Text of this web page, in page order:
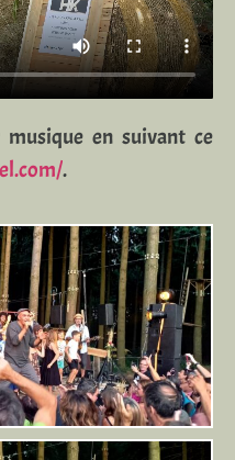
en suivant ce
.